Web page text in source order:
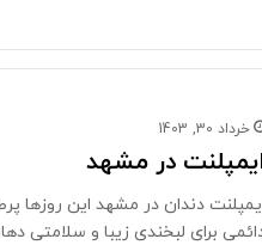
خرداد 30, 1403
در مشهد
دندان در مشهد این روزها
برای لبخندی زیبا و سلامتی